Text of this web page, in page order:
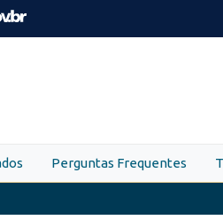
Perguntas Frequentes